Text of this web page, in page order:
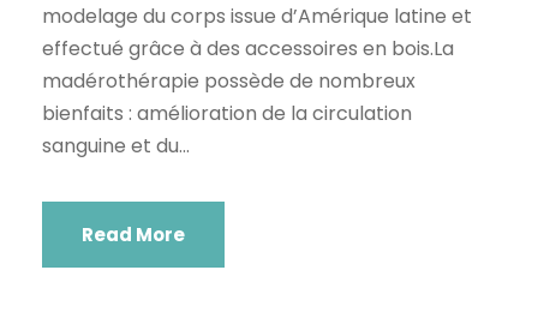
modelage du corps issue d’Amérique latine et
effectué grâce à des accessoires en bois.La
madérothérapie possède de nombreux
bienfaits : amélioration de la circulation
sanguine et du...
Read More